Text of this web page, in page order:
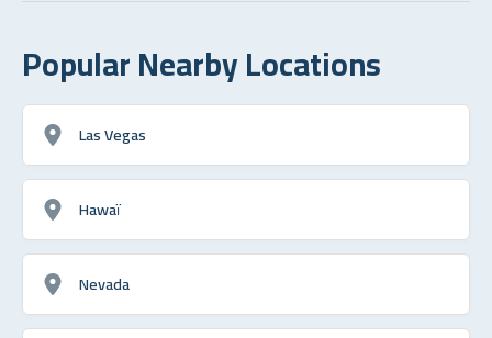
Popular Nearby Locations
Las Vegas
Hawaï
Nevada